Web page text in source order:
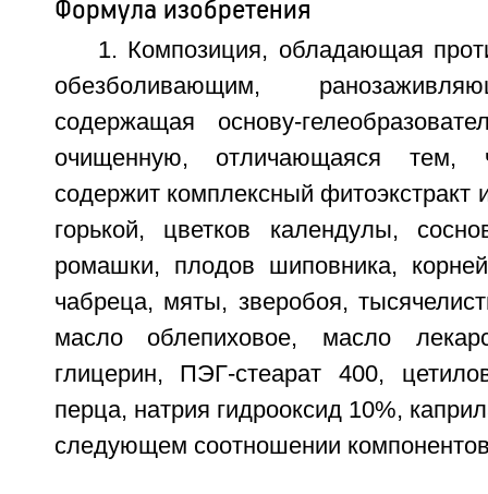
Формула изобретения
1. Композиция, обладающая
обезболивающим,
содержащая основу-
очищенную, отличающаяся тем,
содержит комплексный фитоэкстракт
горькой, цветков календулы,
ромашки, плодов шиповника,
чабреца, мяты, зверобоя,
масло облепиховое, масло
глицерин, ПЭГ-стеарат 400,
перца, натрия гидрооксид 10%,
следующем соотношении